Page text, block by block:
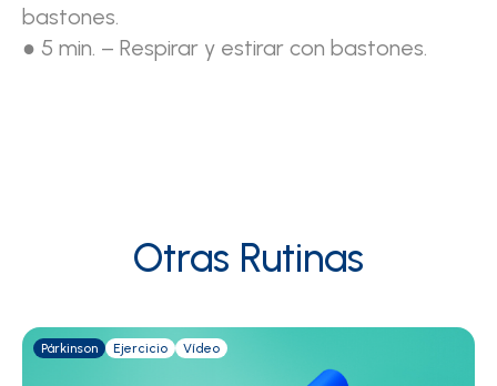
bastones.
● 5 min. – Respirar y estirar con bastones.
Otras Rutinas
Párkinson Ejercicio Vídeo